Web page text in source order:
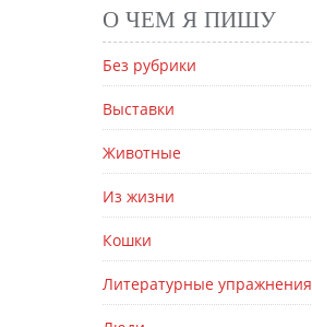
О ЧЕМ Я ПИШУ
Без рубрики
Выставки
Животные
Из жизни
Кошки
Литературные упражнения